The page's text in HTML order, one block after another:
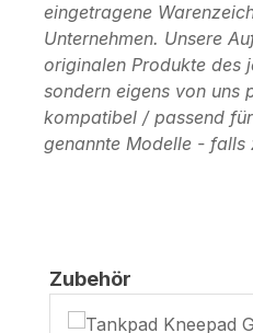
eingetragene
Unternehmen. Unsere
originalen Produkte des
sondern eigens von uns
kompatibel / passend
genannte Modelle - falls
Produktgalerie
Zubehör